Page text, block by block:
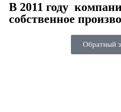
В 2011 году
собственное
Обратный